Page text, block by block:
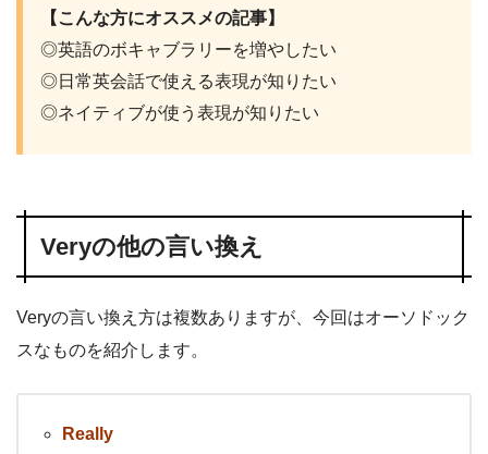
【こんな方にオススメの記事】
◎英語のボキャブラリーを増やしたい
◎日常英会話で使える表現が知りたい
◎ネイティブが使う表現が知りたい
Veryの他の言い換え
Veryの言い換え方は複数ありますが、今回はオーソドック
スなものを紹介します。
Really